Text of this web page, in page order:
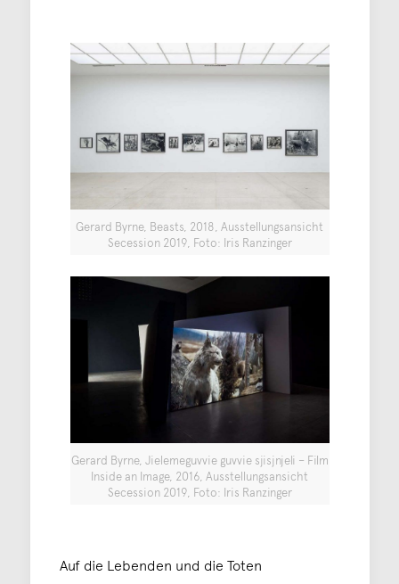
Gerard Byrne, Beasts, 2018, Ausstellungsansicht
Secession 2019, Foto: Iris Ranzinger
Gerard Byrne, Jielemeguvvie guvvie sjisjnjeli – Film
Inside an Image, 2016, Ausstellungsansicht
Secession 2019, Foto: Iris Ranzinger
Auf die Lebenden und die Toten